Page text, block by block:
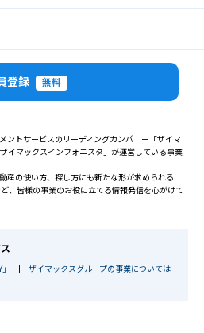
登録 無料
ントサービスのリーディングカンパニー「ザイマ
イマックスインフォニスタ」が運営している事業
産の使い方、探し方にも新たな形が求められる
、皆様の事業のお役に立てる情報発信を心がけて
ザイマックスグループの事業については